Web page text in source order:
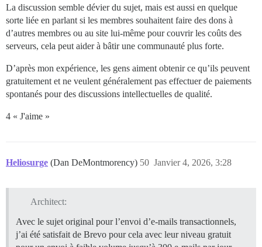
La discussion semble dévier du sujet, mais est aussi en quelque
sorte liée en parlant si les membres souhaitent faire des dons à
d’autres membres ou au site lui-même pour couvrir les coûts des
serveurs, cela peut aider à bâtir une communauté plus forte.
D’après mon expérience, les gens aiment obtenir ce qu’ils peuvent
gratuitement et ne veulent généralement pas effectuer de paiements
spontanés pour des discussions intellectuelles de qualité.
4 « J'aime »
Heliosurge (Dan DeMontmorency) Janvier 4, 2026, 3:28
50
Architect:
Avec le sujet original pour l’envoi d’e-mails transactionnels,
j’ai été satisfait de Brevo pour cela avec leur niveau gratuit